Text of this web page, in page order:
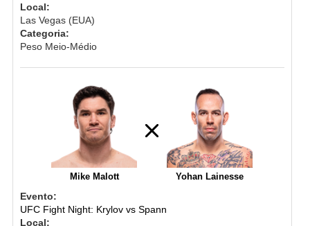
Local:
Las Vegas (EUA)
Categoria:
Peso Meio-Médio
Mike Malott Yohan Lainesse
Evento:
UFC Fight Night: Krylov vs Spann
Local: